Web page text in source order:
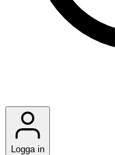
Logga in